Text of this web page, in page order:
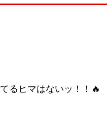
るヒマはないッ！！🔥